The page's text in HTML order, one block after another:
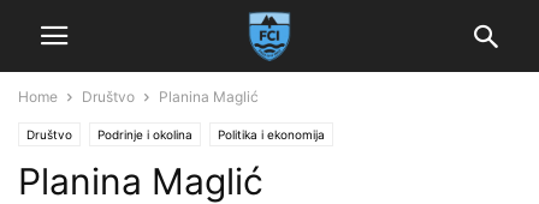
Home Društvo Planina Maglić
Društvo Podrinje i okolina Politika i ekonomija
Planina Maglić